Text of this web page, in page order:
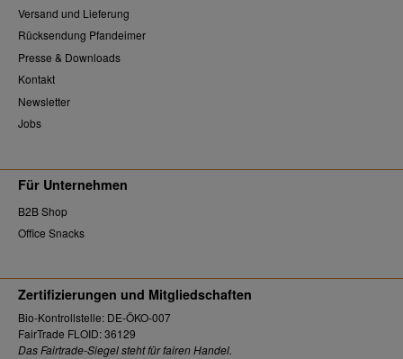
Versand und Lieferung
Rücksendung Pfandeimer
Presse & Downloads
Kontakt
Newsletter
Jobs
Für Unternehmen
B2B Shop
Office Snacks
Zertifizierungen und Mitgliedschaften
Bio-Kontrollstelle: DE-ÖKO-007
FairTrade FLOID: 36129
Das Fairtrade-Siegel steht für fairen Handel.